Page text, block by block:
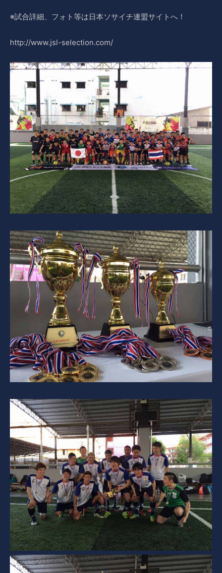
※試合詳細、フォト等は日本ソサイチ連盟サイトへ！
http://www.jsl-selection.com/